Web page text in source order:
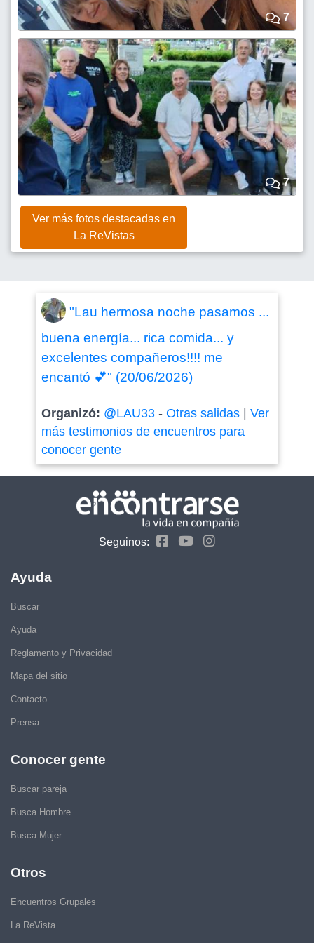
7
7
Ver más fotos destacadas en
La ReVistas
"Lau hermosa noche pasamos ...
buena energía... rica comida... y
excelentes compañeros!!!! me
encantó 💕" (20/06/2026)
Organizó: @LAU33- Otras salidas| Ver
más testimonios de encuentros para
conocer gente
Seguinos:
Ayuda
Buscar
Ayuda
Reglamento y Privacidad
Mapa del sitio
Contacto
Prensa
Conocer gente
Buscar pareja
Busca Hombre
Busca Mujer
Otros
Encuentros Grupales
La ReVista